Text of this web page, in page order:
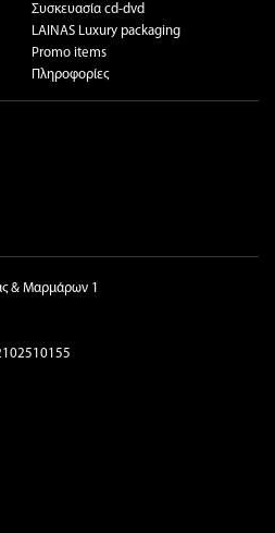
Συσκευασία cd-dvd
LAINAS Luxury packaging
Promo items
Πληροφορίες
& Μαρμάρων 1